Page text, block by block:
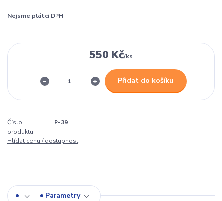
Nejsme plátci DPH
550 Kč/ks
Přidat do košíku
Číslo
produktu:
P-39
Hlídat cenu / dostupnost
Parametry